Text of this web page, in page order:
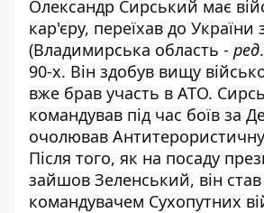
Олександр Сирський має
кар'єру, переїхав до України
(Владимирська область - ред
90-х. Він здобув вищу
вже брав участь в АТО.
командував під час боїв за
очолював
Після того, як на посаду
зайшов Зеленський, він
командувачем Сухопутних